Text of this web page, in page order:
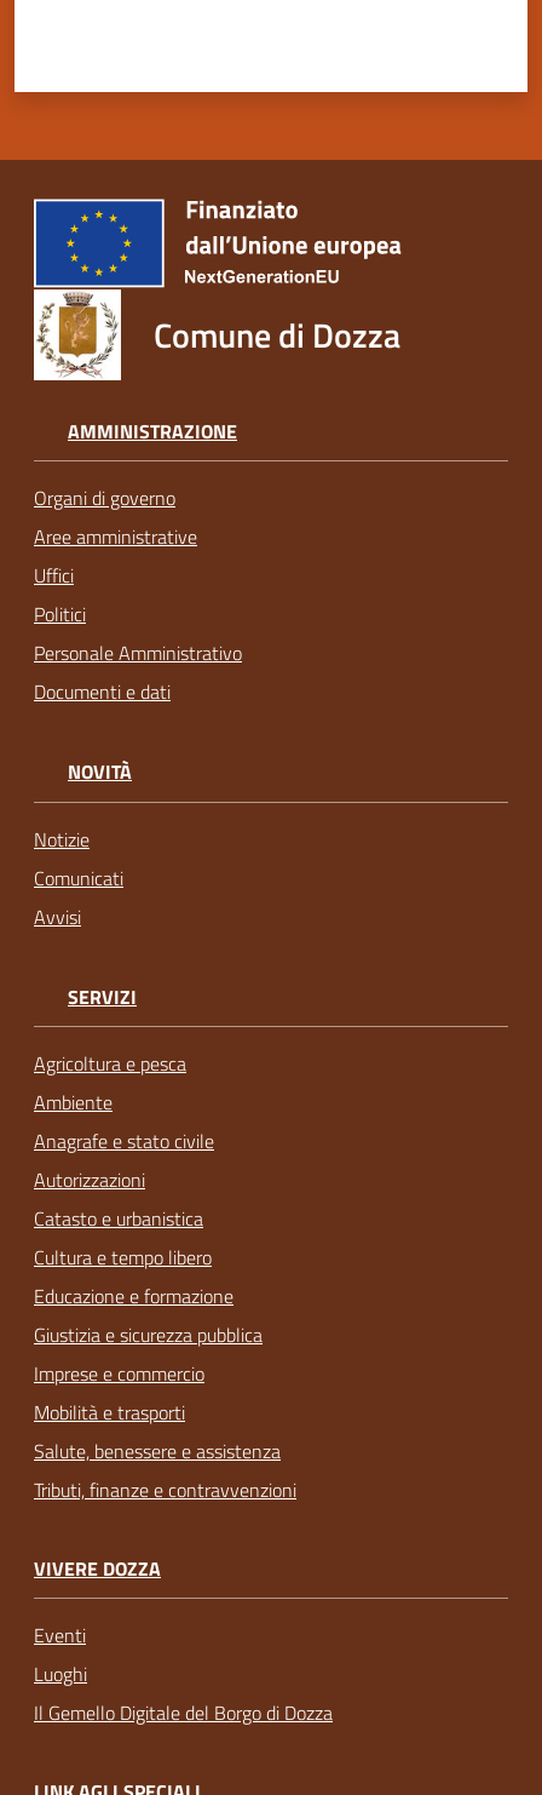
Comune di Dozza
AMMINISTRAZIONE
Organi di governo
Aree amministrative
Uffici
Politici
Personale Amministrativo
Documenti e dati
NOVITÀ
Notizie
Comunicati
Avvisi
SERVIZI
Agricoltura e pesca
Ambiente
Anagrafe e stato civile
Autorizzazioni
Catasto e urbanistica
Cultura e tempo libero
Educazione e formazione
Giustizia e sicurezza pubblica
Imprese e commercio
Mobilità e trasporti
Salute, benessere e assistenza
Tributi, finanze e contravvenzioni
VIVERE DOZZA
Eventi
Luoghi
Il Gemello Digitale del Borgo di Dozza